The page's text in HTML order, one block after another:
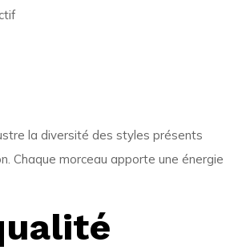
la diversité des styles présents
Chaque morceau apporte une énergie